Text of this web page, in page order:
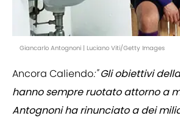
Giancarlo Antognoni | Luciano Viti/Getty Images
Ancora Caliendo:"Gli obiettivi
hanno sempre ruotato attorno a
Antognoni ha rinunciato a dei